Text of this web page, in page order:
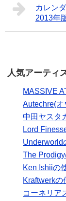
カレン
2013年
人気アーティ
MASSIVE
Autechre(
中田ヤスタ
Lord
Underworld
The
Ken Ishiiの
Kraftwerkの
コーネリア